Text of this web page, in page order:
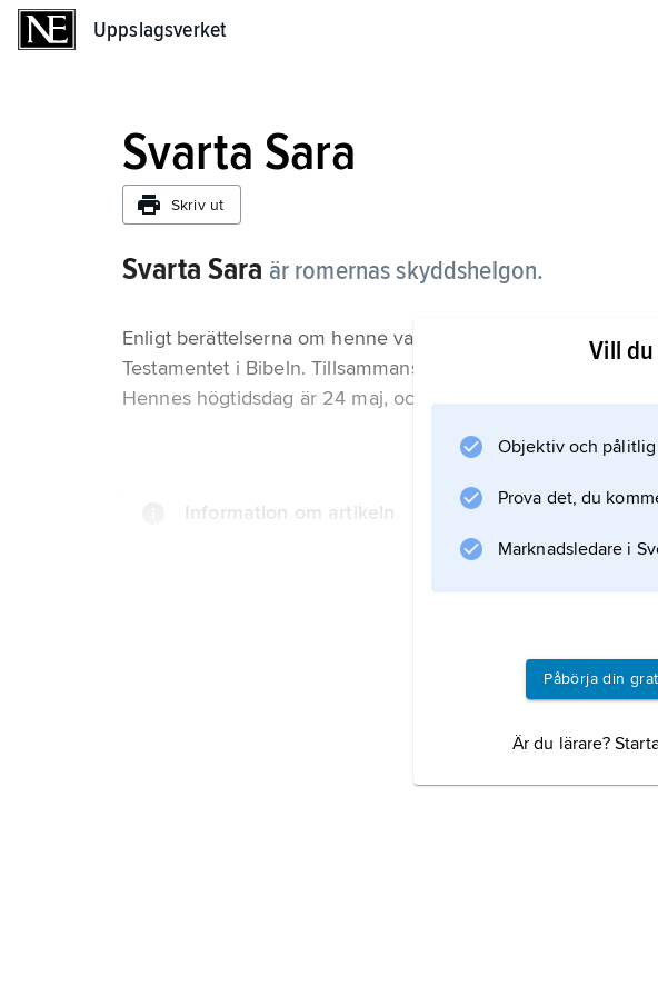
Uppslagsverket
Svarta Sara
Skriv ut
Svarta Sara är romernas skyddshelgon.
Enligt berättelserna om henne var hon tjänsteflicka åt tre
Testamentet i Bibeln. Tillsammans kom de alla i en båt till en
Hennes högtidsdag är 24 maj, och varje år bärs en staty av
Information om artikeln
Vill
Objektiv och pålitlig
Prova det, du
Marknadsledare i
Påbörja din
Är du lärare?